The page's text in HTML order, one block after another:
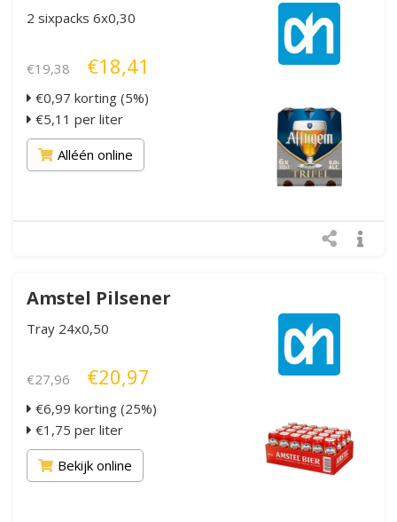
2 sixpacks 6x0,30
€19,38 €18,41
€0,97 korting (5%)
€5,11 per liter
Alléén online
Amstel Pilsener
Tray 24x0,50
€27,96 €20,97
€6,99 korting (25%)
€1,75 per liter
Bekijk online